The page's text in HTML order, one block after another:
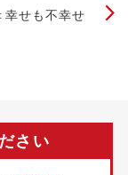
せも不幸せ
さい